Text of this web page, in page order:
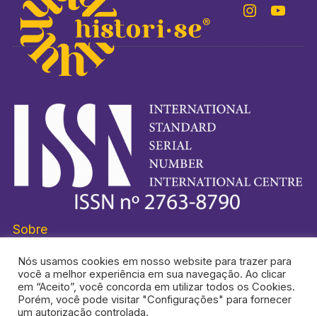
Sobre
HISTORI-SE® É UMA MARCA REGISTRADA.
Nós usamos cookies em nosso website para trazer para
você a melhor experiência em sua navegação. Ao clicar
em “Aceito”, você concorda em utilizar todos os Cookies.
Porém, você pode visitar "Configurações" para fornecer
um autorização controlada.